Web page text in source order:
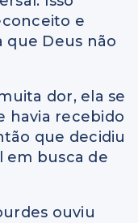
e
Deus não
dor, ela se
havia recebido
que decidiu
em busca de
ouviu